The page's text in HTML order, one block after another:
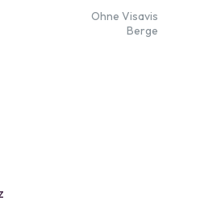
Ohne Visavis
Berge